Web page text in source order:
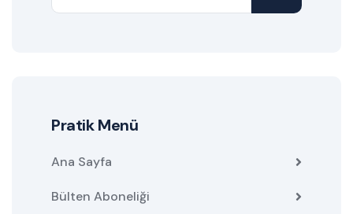
Pratik Menü
Ana Sayfa
Bülten Aboneliği